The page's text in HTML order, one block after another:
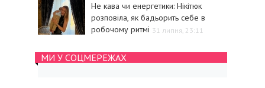
Не кава чи енергетики: Нікітюк
розповіла, як бадьорить себе в
робочому ритмі 31 липня, 23:11
МИ У СОЦМЕРЕЖАХ